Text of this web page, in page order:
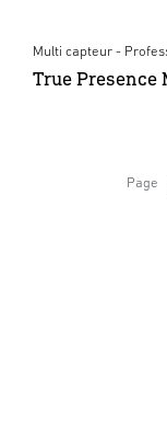
Multi capteur -
True Presence
Page